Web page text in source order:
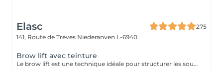
Elasc
275
141, Route de Trèves Niederanven L-6940
Brow lift avec teinture
Le brow lift est une technique idéale pour structurer les sourcils ainsi que pour les rendre plus volumineux. Tenue : environ 5 semaines.